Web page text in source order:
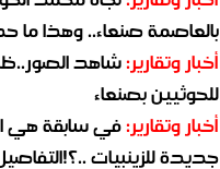
بالعاصمة صنعاء.. وهذا
أخبار وتقارير:شاهد
للحوثيين بصنعاء
أخبار وتقارير:في سابقة هي
جديدة للزينبيات